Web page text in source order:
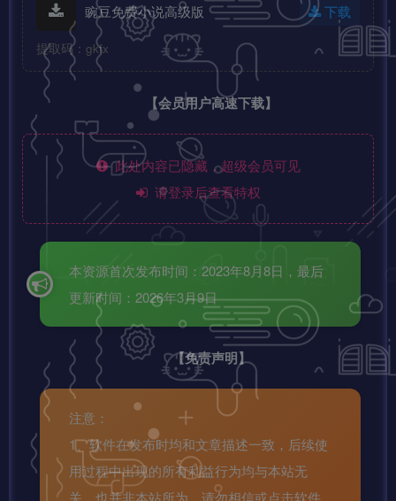
豌豆免费小说高级版 下载
提取码：gkfx
【会员用户高速下载】
此处内容已隐藏，超级会员可见
请登录后查看特权
本资源首次发布时间：2023年8月8日，最后
更新时间：2026年3月9日
【免责声明】
注意：
1、软件在发布时均和文章描述一致，后续使
用过程中出现的所有利益行为均与本站无
关，也并非本站所为，请勿相信或点击软件